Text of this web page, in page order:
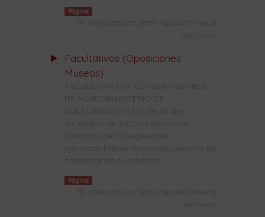
Página
preparacion para oposiciones a
archivos
Facultativos (Oposiciones
Museos)
FACULTATIVO DE CONSERVADORES
DE MUSEOMINISTERIO DE
CULTURABOE nº 313 de 29 de
diciembre de 2025La oposición
constará de los siguientes
ejercicios:Primer ejercicioConsistirá en
contestar un cuestionari...
Página
preparacion para oposiciones a
archivos